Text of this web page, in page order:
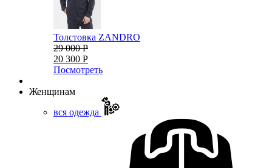
Толстовка ZANDRO
29 000 Р
20 300 Р
Посмотреть
Женщинам
вся одежда